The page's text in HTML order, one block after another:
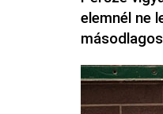
elemnél ne